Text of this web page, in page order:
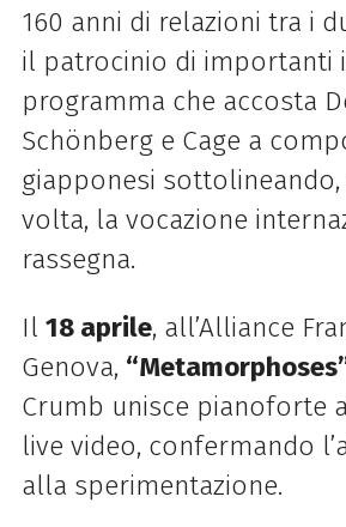
160 anni di relazioni tra i
il patrocinio di importanti
programma che accosta
Schönberg e Cage a
giapponesi sottolineando,
volta, la vocazione
rassegna.
Il 18 aprile, all’Alliance
Genova,
Crumb unisce pianoforte
live video, confermando
alla sperimentazione.